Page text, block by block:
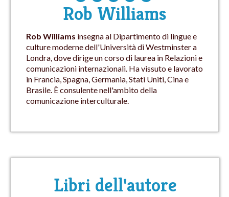
Rob Williams
Rob Williams insegna al Dipartimento di lingue e
culture moderne dell'Università di Westminster a
Londra, dove dirige un corso di laurea in Relazioni e
comunicazioni internazionali. Ha vissuto e lavorato
in Francia, Spagna, Germania, Stati Uniti, Cina e
Brasile. È consulente nell'ambito della
comunicazione interculturale.
Libri dell'autore